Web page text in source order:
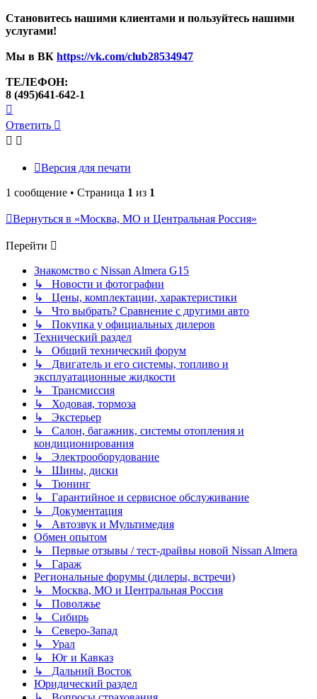
Становитесь нашими клиентами и пользуйтесь нашими
услугами!
Мы в ВК https://vk.com/club28534947
ТЕЛЕФОН:
8 (495)641-642-1
к
началу
Ответить
Версия для печати
1 сообщение • Страница 1 из 1
Вернуться в «Москва, МО и Центральная Россия»
Перейти
Знакомство с Nissan Almera G15
↳ Новости и фотографии
↳ Цены, комплектации, характеристики
↳ Что выбрать? Сравнение с другими авто
↳ Покупка у официальных дилеров
Технический раздел
↳ Общий технический форум
↳ Двигатель и его системы, топливо и
эксплуатационные жидкости
↳ Трансмиссия
↳ Ходовая, тормоза
↳ Экстерьер
↳ Салон, багажник, системы отопления и
кондиционирования
↳ Электрооборудование
↳ Шины, диски
↳ Тюнинг
↳ Гарантийное и сервисное обслуживание
↳ Документация
↳ Автозвук и Мультимедия
Обмен опытом
↳ Первые отзывы / тест-драйвы новой Nissan Almera
↳ Гараж
Региональные форумы (дилеры, встречи)
↳ Москва, МО и Центральная Россия
↳ Поволжье
↳ Сибирь
↳ Северо-Запад
↳ Урал
↳ Юг и Кавказ
↳ Дальний Восток
Юридический раздел